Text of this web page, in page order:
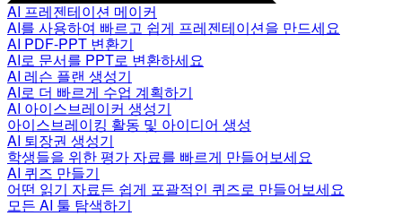
AI 프레젠테이션 메이커
AI를 사용하여 빠르고 쉽게 프레젠테이션을 만드세요
AI PDF-PPT 변환기
AI로 문서를 PPT로 변환하세요
AI 레슨 플랜 생성기
AI로 더 빠르게 수업 계획하기
AI 아이스브레이커 생성기
아이스브레이킹 활동 및 아이디어 생성
AI 퇴장권 생성기
학생들을 위한 평가 자료를 빠르게 만들어보세요
AI 퀴즈 만들기
어떤 읽기 자료든 쉽게 포괄적인 퀴즈로 만들어보세요
모든 AI 툴 탐색하기